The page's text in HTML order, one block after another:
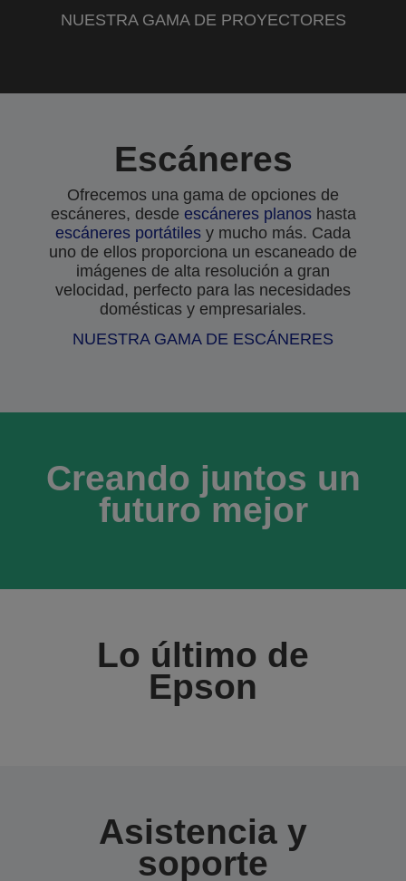
NUESTRA GAMA DE PROYECTORES
Escáneres
Ofrecemos una gama de opciones de
escáneres, desde escáneres planoshasta
escáneres portátiles y mucho más. Cada
uno de ellos proporciona un escaneado de
imágenes de alta resolución a gran
velocidad, perfecto para las necesidades
domésticas y empresariales.
NUESTRA GAMA DE ESCÁNERES
Creando juntos un
futuro mejor
Lo último de
Epson
Asistencia y
soporte